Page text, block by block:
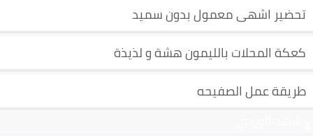
تحضير اشهى معمول بدون سميد
كعكة المحلات بالليمون هشة و لذيذة
طريقة عمل الصفيحه